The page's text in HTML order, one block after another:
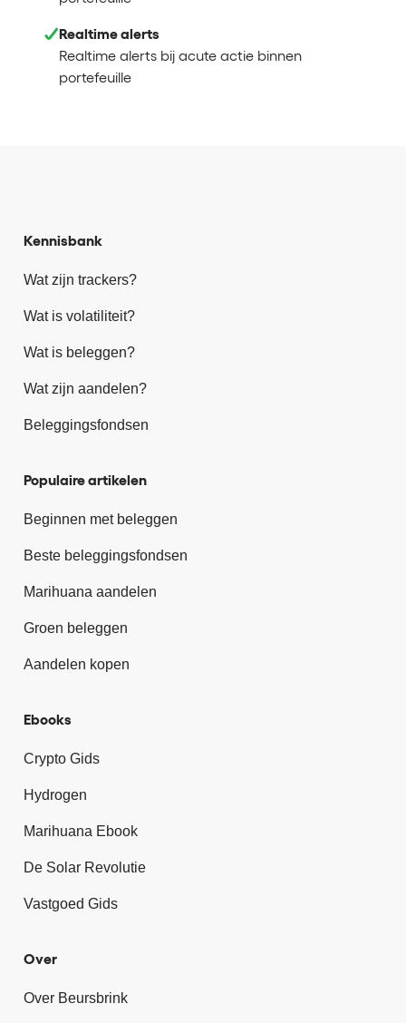
Realtime alerts
Realtime alerts bij acute actie binnen
portefeuille
Kennisbank
Wat zijn trackers?
Wat is volatiliteit?
Wat is beleggen?
Wat zijn aandelen?
Beleggingsfondsen
Populaire artikelen
Beginnen met beleggen
Beste beleggingsfondsen
Marihuana aandelen
Groen beleggen
Aandelen kopen
Ebooks
Crypto Gids
Hydrogen
Marihuana Ebook
De Solar Revolutie
Vastgoed Gids
Over
Over Beursbrink